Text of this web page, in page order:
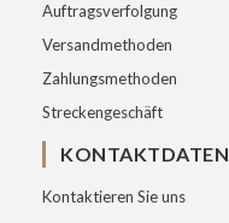
Auftragsverfolgung
Versandmethoden
Zahlungsmethoden
Streckengeschäft
KONTAKTDATEN
Kontaktieren Sie uns